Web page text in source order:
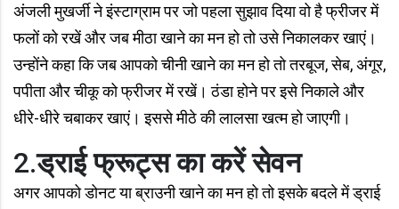
अंजली मुखर्जी ने इंस्टाग्राम पर जो पहला सुझाव दिया वो है फ्रीजर में
फलों को रखें और जब मीठा खाने का मन हो तो उसे निकालकर खाएं।
उन्होंने कहा कि जब आपको चीनी खाने का मन हो तो तरबूज, सेब, अंगूर,
पपीता और चीकू को फ्रीजर में रखें। ठंडा होने पर इसे निकाले और
धीरे-धीरे चबाकर खाएं। इससे मीठे की लालसा खत्म हो जाएगी।
2.ड्राई फ्रूट्स का करें सेवन
अगर आपको डोनट या ब्राउनी खाने का मन हो तो इसके बदले में ड्राई